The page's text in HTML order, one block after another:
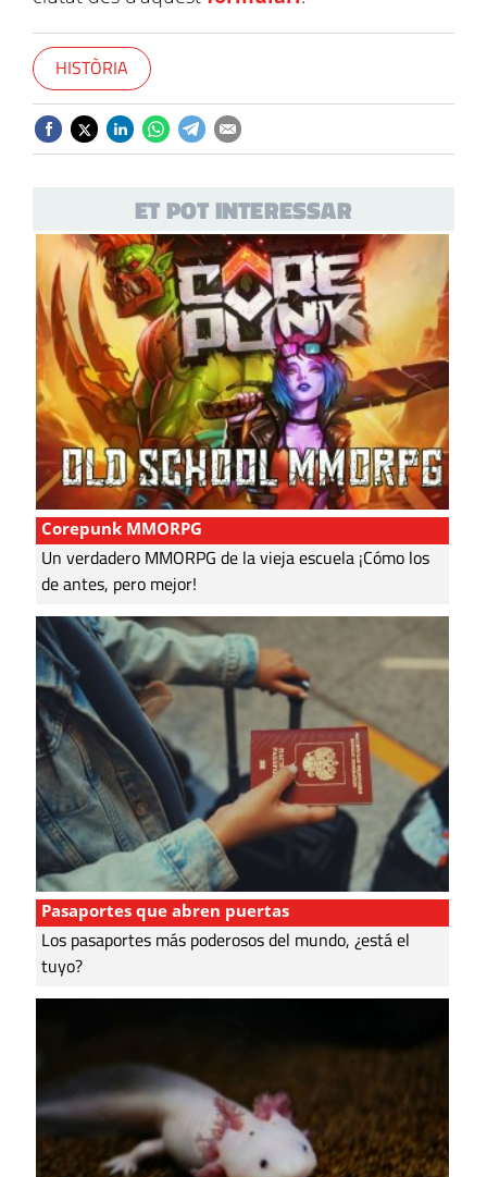
HISTÒRIA
ET POT INTERESSAR
Corepunk MMORPG
Un verdadero MMORPG de la vieja escuela ¡Cómo los
de antes, pero mejor!
Pasaportes que abren puertas
Los pasaportes más poderosos del mundo, ¿está el
tuyo?